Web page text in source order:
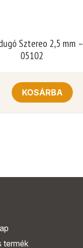
Sztereo 2,5 mm –
05102
KOSÁRBA
termék